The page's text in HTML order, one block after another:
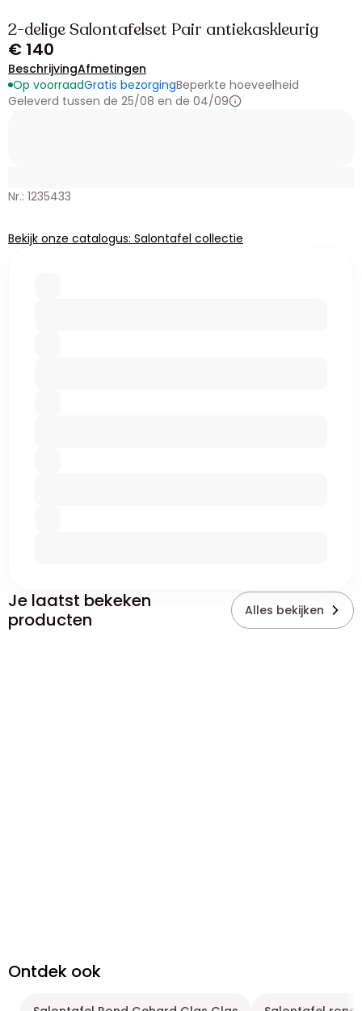
2-delige Salontafelset Pair antiekaskleurig
€ 140
BeschrijvingAfmetingen
Op voorraadGratis bezorgingBeperkte hoeveelheid
Geleverd tussen de 25/08 en de 04/09
Nr.: 1235433
Bekijk onze catalogus: Salontafel collectie
Je laatst bekeken
producten
Alles bekijken
Ontdek ook